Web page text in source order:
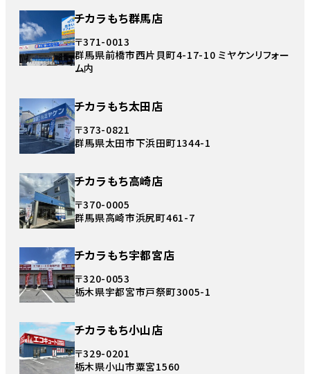
チカラもち群馬店
〒371-0013
群馬県前橋市西片貝町4-17-10 ミヤケンリフォー
ム内
チカラもち太田店
〒373-0821
群馬県太田市下浜田町1344-1
チカラもち高崎店
〒370-0005
群馬県高崎市浜尻町461-7
チカラもち宇都宮店
〒320-0053
栃木県宇都宮市戸祭町3005-1
チカラもち小山店
〒329-0201
栃木県小山市粟宮1560